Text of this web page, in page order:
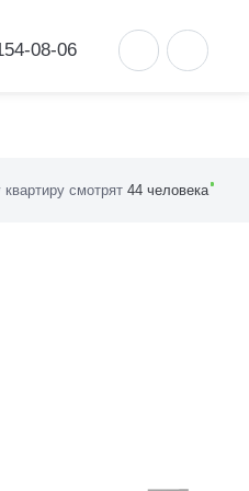
08-06
м²
квартиру смотрят 44 человека